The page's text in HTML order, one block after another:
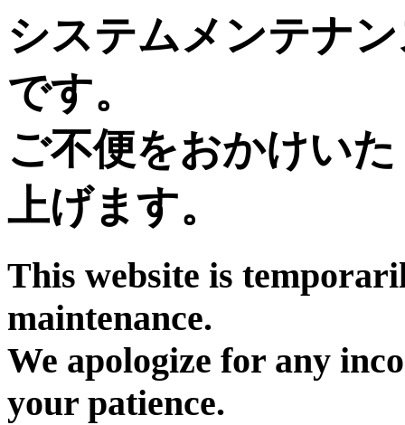
システムメンテナ
です。
ご不便をおかけい
上げます。
This website is
maintenance.
We apologize for any
your patience.